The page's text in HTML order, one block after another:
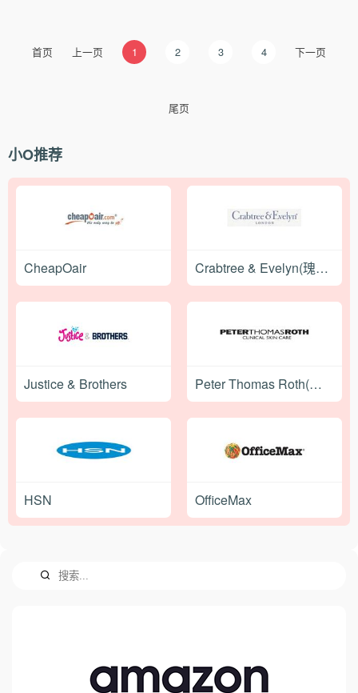
首页 上一页 1 2 3 4 下一页
尾页
小O推荐
CheapOair Crabtree & Evelyn(瑰珀翠)
Justice & Brothers Peter Thomas Roth(彼得罗夫)
HSN OfficeMax